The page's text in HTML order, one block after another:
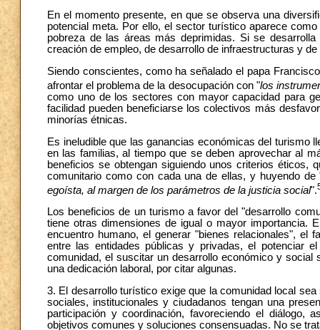
En el momento presente, en que se observa una
potencial meta. Por ello, el sector turístico aparece
pobreza de las áreas más deprimidas. Si se
creación de empleo, de desarrollo de infraestructuras y
Siendo conscientes, como ha señalado el papa
afrontar el problema de la desocupación con "los
como uno de los sectores con mayor capacidad para
facilidad pueden beneficiarse los colectivos más
minorías étnicas.
Es ineludible que las ganancias económicas del turismo
en las familias, al tiempo que se deben aprovechar al
beneficios se obtengan siguiendo unos criterios éticos,
comunitario como con cada una de ellas, y huyendo de
egoísta, al margen de los parámetros de la justicia social".
Los beneficios de un turismo a favor del "desarrollo
tiene otras dimensiones de igual o mayor importancia.
encuentro humano, el generar "bienes relacionales", el
entre las entidades públicas y privadas, el potenciar
comunidad, el suscitar un desarrollo económico y
una dedicación laboral, por citar algunas.
3. El desarrollo turístico exige que la comunidad local
sociales, institucionales y ciudadanos tengan una
participación y coordinación, favoreciendo el diálogo,
objetivos comunes y soluciones consensuadas. No se